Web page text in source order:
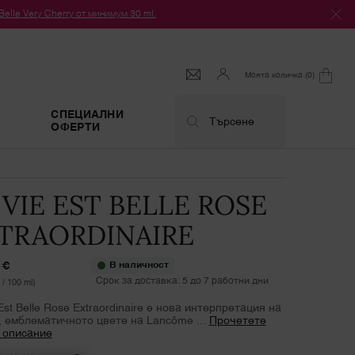
Very Cherry от минимум 30 ml.
Моята количка 0
0 продукт
СПЕЦИАЛНИ
ОФЕРТИ
Търсене
EST BELLE ROSE
€
100 ml)
В наличност
Срок за доставка: 5 до 7 работни дни
Belle Rose Extraordinaire е нова интерпретация на
емблематичното цвете на Lancôme ...
Прочетете
описание